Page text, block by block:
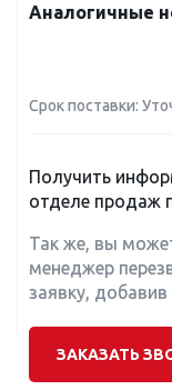
Аналогичные
Срок поставки:
Получить
отделе продаж
Так же, вы
менеджер
заявку, добавив
ЗАКАЗАТЬ